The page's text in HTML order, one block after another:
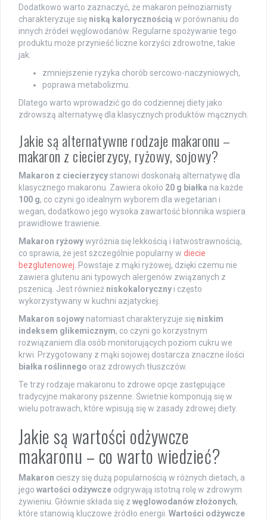
Dodatkowo warto zaznaczyć, że makaron pełnoziarnisty
charakteryzuje się niską kalorycznością w porównaniu do
innych źródeł węglowodanów. Regularne spożywanie tego
produktu może przynieść liczne korzyści zdrowotne, takie
jak:
zmniejszenie ryzyka chorób sercowo-naczyniowych,
poprawa metabolizmu.
Dlatego warto wprowadzić go do codziennej diety jako
zdrowszą alternatywę dla klasycznych produktów mącznych.
Jakie są alternatywne rodzaje makaronu –
makaron z ciecierzycy, ryżowy, sojowy?
Makaron z ciecierzycystanowi doskonałą alternatywę dla
klasycznego makaronu. Zawiera około 20 g białka na każde
100 g, co czyni go idealnym wyborem dla wegetarian i
wegan, dodatkowo jego wysoka zawartość błonnika wspiera
prawidłowe trawienie.
Makaron ryżowywyróżnia się lekkością i łatwostrawnością,
co sprawia, że jest szczególnie popularny w diecie
bezglutenowej. Powstaje z mąki ryżowej, dzięki czemu nie
zawiera glutenu ani typowych alergenów związanych z
pszenicą. Jest również niskokaloryczny i często
wykorzystywany w kuchni azjatyckiej.
Makaron sojowy natomiast charakteryzuje się niskim
indeksem glikemicznym, co czyni go korzystnym
rozwiązaniem dla osób monitorujących poziom cukru we
krwi. Przygotowany z mąki sojowej dostarcza znaczne ilości
białka roślinnego oraz zdrowych tłuszczów.
Te trzy rodzaje makaronu to zdrowe opcje zastępujące
tradycyjne makarony pszenne. Świetnie komponują się w
wielu potrawach, które wpisują się w zasady zdrowej diety.
Jakie są wartości odżywcze
makaronu – co warto wiedzieć?
Makaron cieszy się dużą popularnością w różnych dietach, a
jego wartości odżywcze odgrywają istotną rolę w zdrowym
żywieniu. Głównie składa się z węglowodanów złożonych,
które stanowią kluczowe źródło energii. Wartości odżywcze